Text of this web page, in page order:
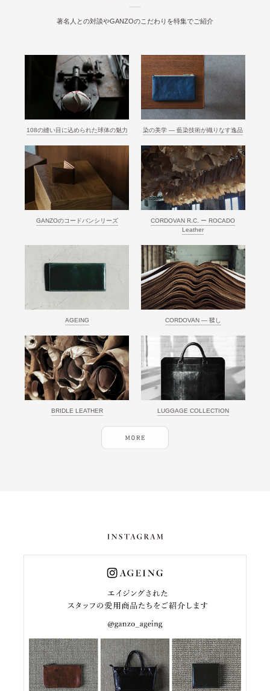
著名人との対談やGANZOのこだわりを特集でご紹介
108の縫い目に込められた球体の魅力 染の美学 ― 藍染技術が織りなす逸品
GANZOのコードバンシリーズ
CORDOVAN R.C. ー ROCADO
Leather
AGEING CORDOVAN ― 鞣し
BRIDLE LEATHER LUGGAGE COLLECTION